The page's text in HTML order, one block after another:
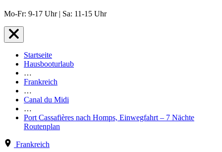
Mo-Fr: 9-17 Uhr | Sa: 11-15 Uhr
Startseite
Hausbooturlaub
…
Frankreich
…
Canal du Midi
…
Port Cassafières nach Homps, Einwegfahrt – 7 Nächte
Routenplan
Frankreich